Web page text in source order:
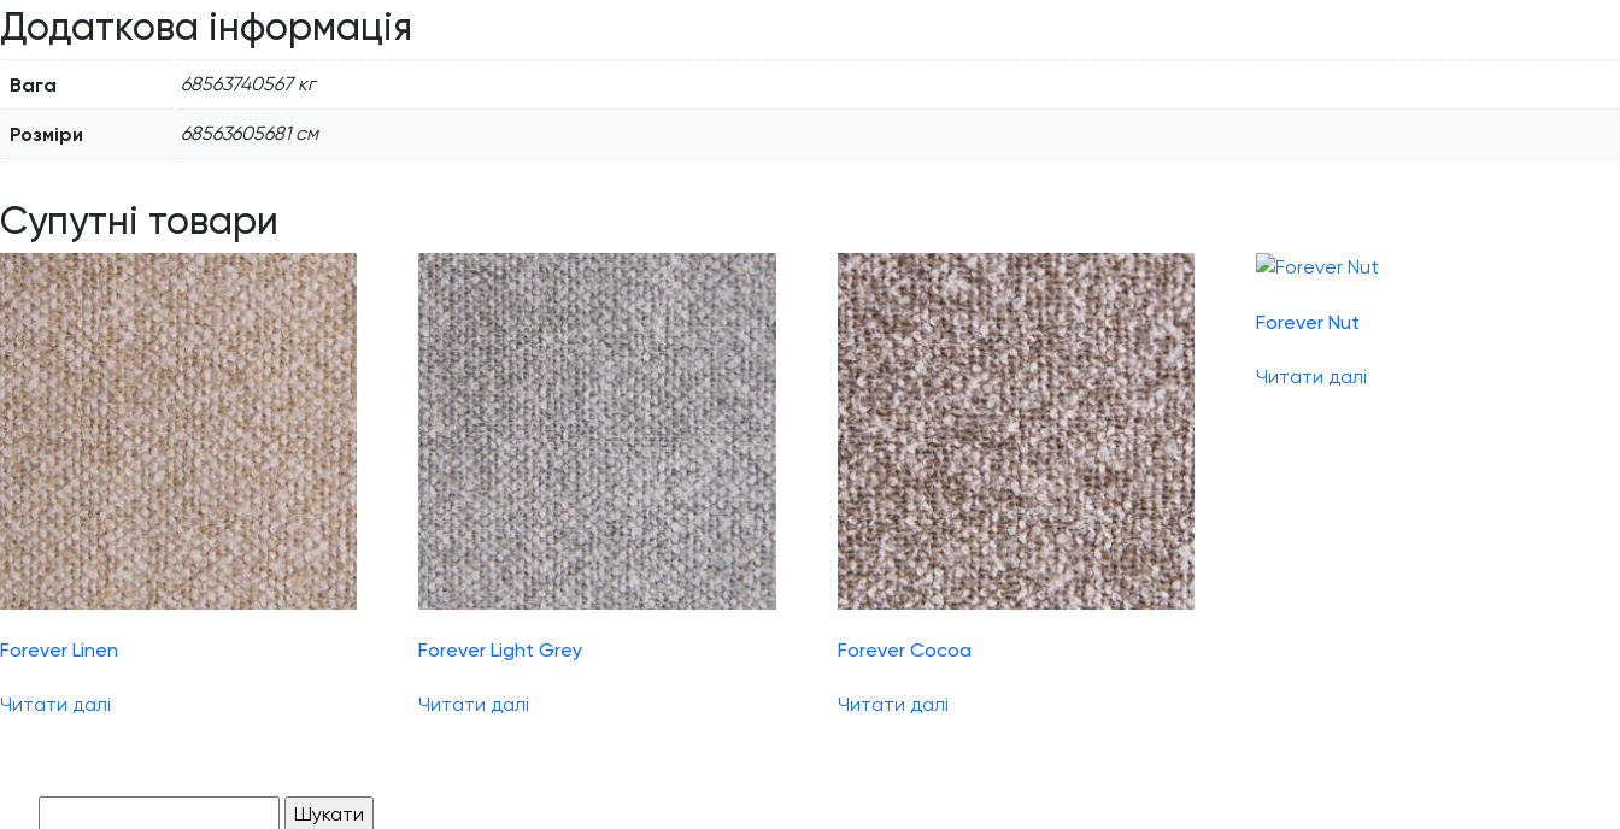
Додаткова інформація
Вага 68563740567 кг
Розміри 68563605681 см
Супутні товари
Forever Linen
Читати далі
Forever Light Grey
Читати далі
Forever Cocoa
Читати далі
Forever Nut
Читати далі